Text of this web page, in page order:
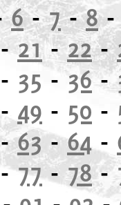
6-7-8
21-22-
- 35 -36-
49 - 50 -
63-64-
77-78-